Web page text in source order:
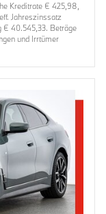
Kreditrate € 425,98,
Jahreszinssatz
€ 40.545,33. Beträge
und Irrtümer